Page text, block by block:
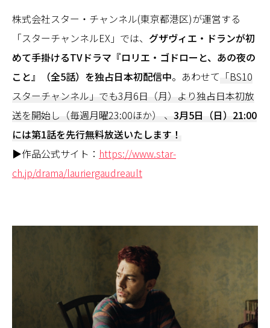
株式会社スター・チャンネル(東京都港区)が運営する
「スターチャンネルEX」では、 グザヴィエ・ドランが初
めて手掛けるTVドラマ『ロリエ・ゴドローと、あの夜の
こと』（全5話）を独占日本初配信中。あわせて 「BS10
スターチャンネル」でも3月6日（月）より独占日本初放
送を開始し（毎週月曜23:00ほか） 、 3月5日（日）21:00
には第1話を先行無料放送いたします！
▶作品公式サイト： https://www.star-
ch.jp/drama/lauriergaudreault